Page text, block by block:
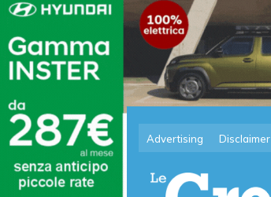
Advertising Disclaimer